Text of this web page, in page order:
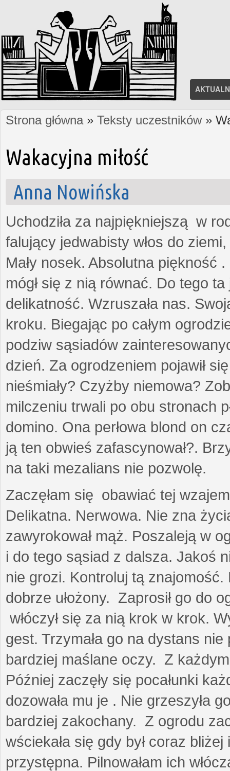
Jesteś tutaj
Strona główna» Teksty uczestników»
Wakacyjna miłość
Anna Nowińska
Uchodziła za najpiękniejszą w
falujący jedwabisty włos do
Mały nosek. Absolutna piękność
mógł się z nią równać. Do tego
delikatność. Wzruszała nas.
kroku. Biegając po całym
podziw sąsiadów
dzień. Za ogrodzeniem pojawił
nieśmiały? Czyżby niemowa?
milczeniu trwali po obu stronach
domino. Ona perłowa blond on
ją ten obwieś zafascynował?.
na taki mezalians nie pozwolę.
Zaczęłam się obawiać tej
Delikatna. Nerwowa. Nie zna
zawyrokował mąż. Poszaleją w
i do tego sąsiad z dalsza. Jakoś
nie grozi. Kontroluj tą
dobrze ułożony. Zaprosił go do
włóczył się za nią krok w krok.
gest. Trzymała go na dystans
bardziej maślane oczy. Z
Później zaczęły się pocałunki
dozowała mu je . Nie grzeszyła
bardziej zakochany. Z ogrodu
wściekała się gdy był coraz
przystępna. Pilnowałam ich